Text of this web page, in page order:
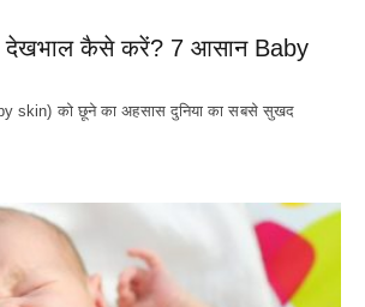
देखभाल कैसे करें? 7 आसान Baby
skin) को छूने का अहसास दुनिया का सबसे सुखद